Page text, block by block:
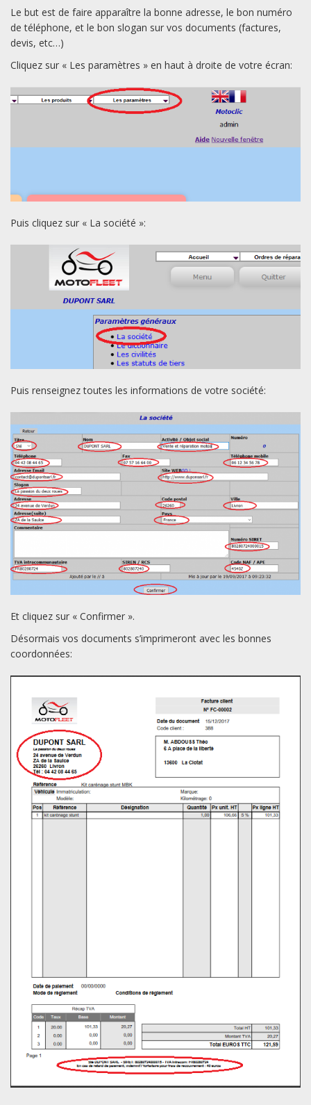
Le but est de faire apparaître la bonne adresse, le bon numéro
de téléphone, et le bon slogan sur vos documents (factures,
devis, etc…)
Cliquez sur « Les paramètres » en haut à droite de votre écran:
Puis cliquez sur « La société »:
Puis renseignez toutes les informations de votre société:
Et cliquez sur « Confirmer ».
Désormais vos documents s’imprimeront avec les bonnes
coordonnées: